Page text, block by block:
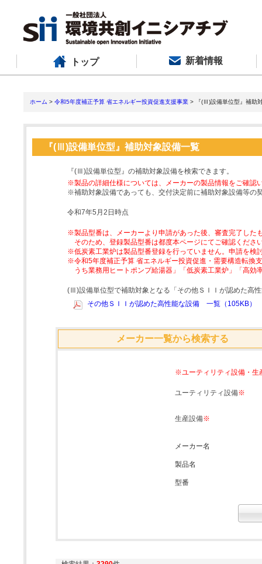
トップ 新着情報
ホーム > 令和5年度補正予算 省エネルギー投資促進支援事業 > 『(Ⅲ)設備単位型』補助
『(Ⅲ)設備単位型』補助対象設備一覧
『(Ⅲ)設備単位型』の補助対象設備を検索できます。
※製品の詳細仕様については、メーカーの製品情報をご確認
※補助対象設備であっても、交付決定前に補助対象設備等の
令和7年5月2日時点
※製品型番は、メーカーより申請があった後、審査完了した
そのため、登録製品型番は都度本ページにてご確認くださ
※低炭素工業炉は製品型番登録を行っていません。申請を検
※令和5年度補正予算 省エネルギー投資促進・需要構造転換
うち業務用ヒートポンプ給湯器」「低炭素工業炉」「高
(Ⅲ)設備単位型で補助対象となる「その他ＳＩＩが認めた高
その他ＳＩＩが認めた高性能な設備 一覧（105KB）
メーカー一覧から検索する
※ユーティリティ設備・生
ユーティリティ設備※
生産設備※
メーカー名
製品名
型番